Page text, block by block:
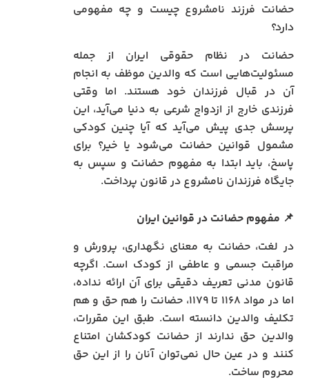
حضانت فرزند نامشروع چیست و چه مفهومی
دارد؟
حضانت در نظام حقوقی ایران از جمله
مسئولیت‌هایی است که والدین موظف به انجام
آن در قبال فرزندان خود هستند. اما وقتی
فرزندی خارج از ازدواج شرعی به دنیا می‌آید، این
پرسش جدی پیش می‌آید که آیا چنین کودکی
مشمول قوانین حضانت می‌شود یا خیر؟ برای
پاسخ، باید ابتدا به مفهوم حضانت و سپس به
جایگاه فرزندان نامشروع در قانون پرداخت.
📌 مفهوم حضانت در قوانین ایران
در لغت، حضانت به معنای نگهداری، پرورش و
مراقبت جسمی و عاطفی از کودک است. اگرچه
قانون مدنی تعریف دقیقی برای آن ارائه نداده،
اما در مواد ۱۱۶۸ تا ۱۱۷۹، حضانت را هم حق و هم
تکلیف والدین دانسته است. طبق این مقررات،
والدین حق ندارند از حضانت کودکشان امتناع
کنند و در عین حال نمی‌توان آنان را از این حق
محروم ساخت.